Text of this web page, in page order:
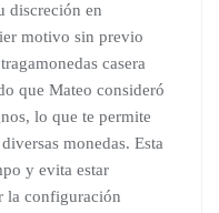
discreción en
motivo sin previo
casera
que Mateo consideró
lo que te permite
monedas. Esta
y evita estar
la configuración